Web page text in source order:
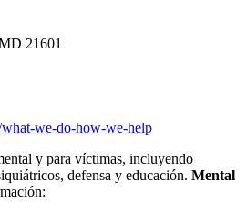
21601
we-do-how-we-help
y para víctimas, incluyendo
defensa y educación. Mental